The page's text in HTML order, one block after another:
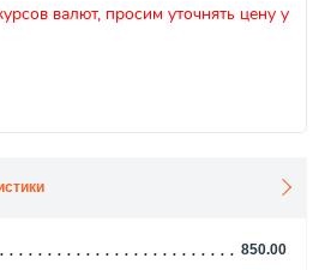
валют, просим уточнять цену у
850.00